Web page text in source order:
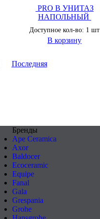
PRO B УНИТАЗ
НАПОЛЬНЫЙ
Доступное кол-во: 1 шт
В корзину
Последняя
Бренды
Ape Ceramica
Axor
Baldocer
Ecoceramic
Equipe
Fanal
Gala
Grespania
Grohe